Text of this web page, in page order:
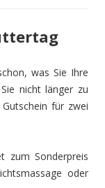
was Sie Ihre
nicht länger zu
für zwei
zum Sonderpreis
oder